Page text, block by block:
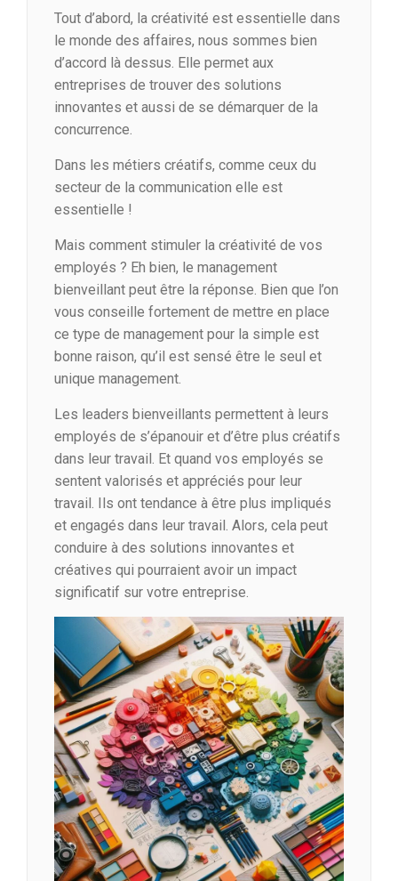
Tout d’abord, la créativité est essentielle dans
le monde des affaires, nous sommes bien
d’accord là dessus. Elle permet aux
entreprises de trouver des solutions
innovantes et aussi de se démarquer de la
concurrence.
Dans les métiers créatifs, comme ceux du
secteur de la communication elle est
essentielle !
Mais comment stimuler la créativité de vos
employés ? Eh bien, le management
bienveillant peut être la réponse. Bien que l’on
vous conseille fortement de mettre en place
ce type de management pour la simple est
bonne raison, qu’il est sensé être le seul et
unique management.
Les leaders bienveillants permettent à leurs
employés de s’épanouir et d’être plus créatifs
dans leur travail. Et quand vos employés se
sentent valorisés et appréciés pour leur
travail. Ils ont tendance à être plus impliqués
et engagés dans leur travail. Alors, cela peut
conduire à des solutions innovantes et
créatives qui pourraient avoir un impact
significatif sur votre entreprise.